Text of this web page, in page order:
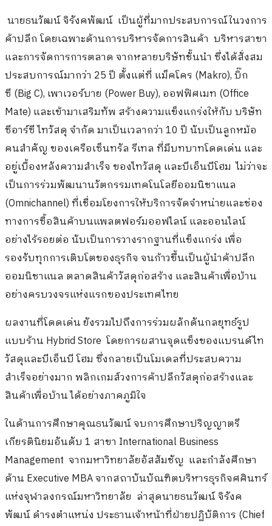
นายธนวัฒน์ จิรังคพัฒน์ เป็นผู้ที่มากประสบการณ์ในวงการ
ค้าปลีก โดยเฉพาะด้านการบริหารจัดการสินค้า บริหารสาขา
และการจัดการการตลาด จากหลายบริษัทชั้นนำ ซึ่งได้สั่งสม
ประสบการณ์มากว่า 25 ปี ตั้งแต่ที่ แม็คโคร (Makro), บิ๊ก
ซี (Big C), เพาเวอร์บาย (Power Buy), ออฟฟิศเมท (Office
Mate) และเข้ามาเสริมทัพ สร้างความแข็งแกร่งให้กับ บริษัท
ซีอาร์ซี ไทวัสดุ จำกัด มาเป็นเวลากว่า 10 ปี นับเป็นลูกหม้อ
คนสำคัญ ของเครือเซ็นทรัล รีเทล ที่มีบทบาทโดดเด่น และ
อยู่เบื้องหลังความสำเร็จ ของไทวัสดุ และบีเอ็นบีโฮม ไม่ว่าจะ
เป็นการร่วมพัฒนานวัตกรรมเทคโนโลยีออมนิชาแนล
(Omnichannel) ที่เชื่อมโยงการให้บริการจัดจำหน่ายและช่อง
ทางการซื้อสินค้าบนแพลตฟอร์มออฟไลน์ และออนไลน์
อย่างไร้รอยต่อ นับเป็นการวางรากฐานที่แข็งแกร่ง เพื่อ
รองรับทุกการเติบโตของธุรกิจ จนก้าวขึ้นเป็นผู้นำค้าปลีก
ออมนิชาแนล ตลาดสินค้าวัสดุก่อสร้าง และสินค้าเพื่อบ้าน
อย่างครบวงจรแห่งแรกของประเทศไทย
ผลงานที่โดดเด่น ยังรวมไปถึงการร่วมผลักดันกลยุทธ์รูป
แบบร้าน Hybrid Store โดยการผสานจุดแข็งของแบรนด์ไท
วัสดุและบีเอ็นบี โฮม ซึ่งกลายเป็นโมเดลที่ประสบความ
สำเร็จอย่างมาก พลิกเกมส์วงการค้าปลีกวัสดุก่อสร้างและ
สินค้าเพื่อบ้าน ได้อย่างภาคภูมิใจ
ในด้านการศึกษาคุณธนวัฒน์ จบการศึกษาปริญญาตรี
เกียรตินิยมอันดับ 1 สาขา International Business
Management จากมหาวิทยาลัยอัสสัมชัญ และกำลังศึกษา
ด้าน Executive MBA จากสถาบันบัณฑิตบริหารธุรกิจศศินทร์
แห่งจุฬาลงกรณ์มหาวิทยาลัย ล่าสุดนายธนวัฒน์ จิรังค
พัฒน์ ดำรงตำแหน่ง ประธานเจ้าหน้าที่ฝ่ายปฏิบัติการ (Chief